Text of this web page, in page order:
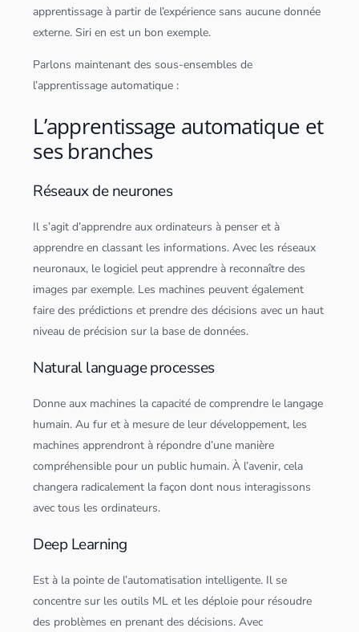
apprentissage à partir de l’expérience sans aucune donnée
externe. Siri en est un bon exemple.
Parlons maintenant des sous-ensembles de
l’apprentissage automatique :
L’apprentissage automatique et
ses branches
Réseaux de neurones
Il s’agit d’apprendre aux ordinateurs à penser et à
apprendre en classant les informations. Avec les réseaux
neuronaux, le logiciel peut apprendre à reconnaître des
images par exemple. Les machines peuvent également
faire des prédictions et prendre des décisions avec un haut
niveau de précision sur la base dedonnées.
Natural language processes
Donne aux machines la capacité de comprendre le langage
humain. Au fur et à mesure de leur développement, les
machines apprendront à répondre d’une manière
compréhensible pour un public humain. À l’avenir, cela
changera radicalement la façon dont nous interagissons
avec tous les ordinateurs.
Deep Learning
Est à la pointe de l’automatisation intelligente. Il se
concentre sur les outils ML et les déploie pour résoudre
des problèmes en prenant des décisions. Avec